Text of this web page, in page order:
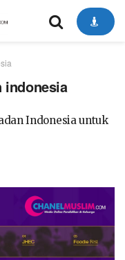
indonesia
Indonesia untuk